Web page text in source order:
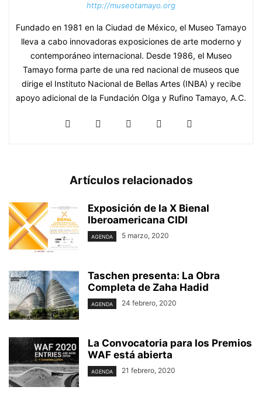
http://museotamayo.org
Fundado en 1981 en la Ciudad de México, el Museo Tamayo
lleva a cabo innovadoras exposiciones de arte moderno y
contemporáneo internacional. Desde 1986, el Museo
Tamayo forma parte de una red nacional de museos que
dirige el Instituto Nacional de Bellas Artes (INBA) y recibe
apoyo adicional de la Fundación Olga y Rufino Tamayo, A.C.
Artículos relacionados
Exposición de la X Bienal
Iberoamericana CIDI
AGENDA 5 marzo, 2020
Taschen presenta: La Obra
Completa de Zaha Hadid
AGENDA 24 febrero, 2020
La Convocatoria para los Premios
WAF está abierta
AGENDA 21 febrero, 2020